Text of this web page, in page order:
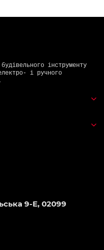
інструменту
і ручного
9-Е, 02099